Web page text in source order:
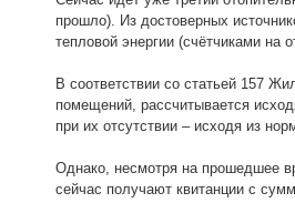
прошло). Из достоверных
тепловой энергии (счётчиками на
В соответствии со статьей 157
помещений, рассчитывается
при их отсутствии – исходя из
Однако, несмотря на прошедшее
сейчас получают квитанции с